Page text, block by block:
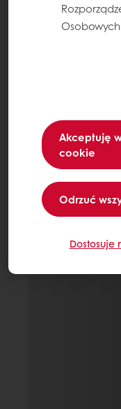
Akceptuję
cookie
Odrzuć